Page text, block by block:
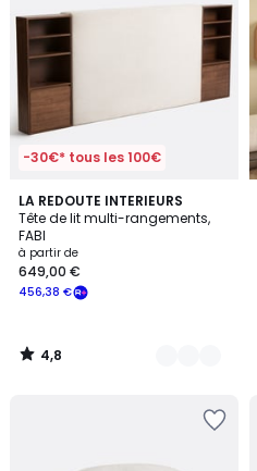
-30€* tous les 100€
LA REDOUTE INTERIEURS
Tête de lit multi-rangements,
FABI
à partir de
456,38 €
649,00 €
4,8
/ 5
2
Couleurs
4,8
/